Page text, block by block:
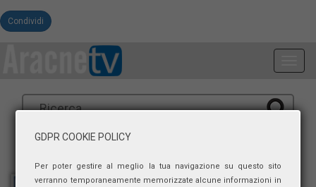
Condividi
GDPR COOKIE POLICY
Per poter gestire al meglio la tua navigazione su questo sito
verranno temporaneamente memorizzate alcune informazioni in